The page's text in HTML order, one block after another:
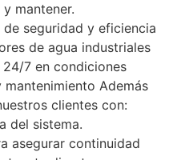
mantener.
seguridad y eficiencia
de agua industriales
7 en condiciones
Además
clientes con:
del sistema.
asegurar continuidad